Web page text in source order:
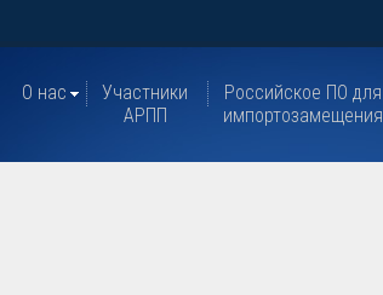
О нас
Участники
АРПП
Российское ПО для
импортозамещения